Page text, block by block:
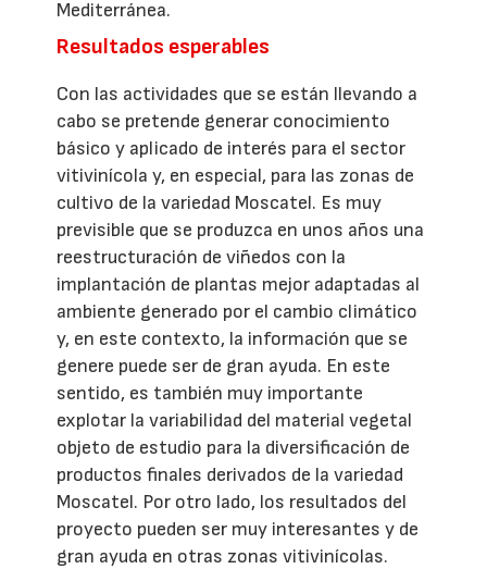
Mediterránea.
Resultados esperables
Con las actividades que se están llevando a
cabo se pretende generar conocimiento
básico y aplicado de interés para el sector
vitivinícola y, en especial, para las zonas de
cultivo de la variedad Moscatel. Es muy
previsible que se produzca en unos años una
reestructuración de viñedos con la
implantación de plantas mejor adaptadas al
ambiente generado por el cambio climático
y, en este contexto, la información que se
genere puede ser de gran ayuda. En este
sentido, es también muy importante
explotar la variabilidad del material vegetal
objeto de estudio para la diversificación de
productos finales derivados de la variedad
Moscatel. Por otro lado, los resultados del
proyecto pueden ser muy interesantes y de
gran ayuda en otras zonas vitivinícolas.